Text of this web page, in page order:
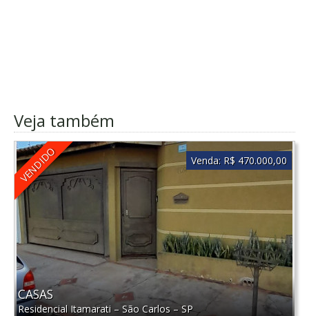
Veja também
VENDIDO
CASAS
Residencial Itamarati – São Carlos– SP
Venda: R$ 470.000,00